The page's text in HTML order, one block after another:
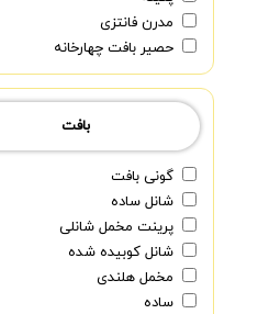
مدرن فانتزی
حصیر بافت چهارخانه
بافت
گونی بافت
شانل ساده
پرینت مخمل شانلی
شانل کوبیده شده
مخمل هلندی
ساده